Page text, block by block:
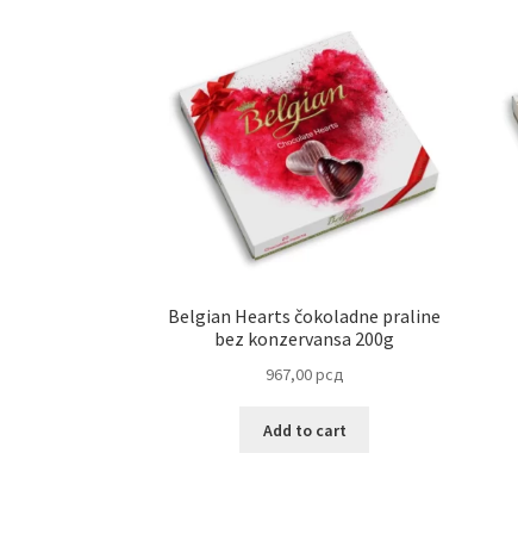
Belgian Hearts čokoladne praline
bez konzervansa 200g
967,00рсд
Add to cart